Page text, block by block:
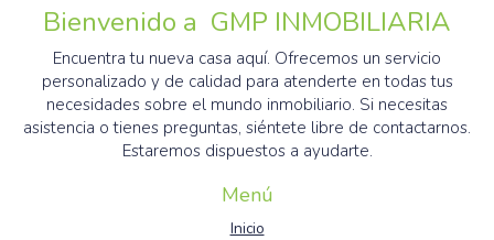
Bienvenido a GMP INMOBILIARIA
Encuentra tu nueva casa aquí. Ofrecemos un servicio
personalizado y de calidad para atenderte en todas tus
necesidades sobre el mundo inmobiliario. Si necesitas
asistencia o tienes preguntas, siéntete libre de contactarnos.
Estaremos dispuestos a ayudarte.
Menú
Inicio